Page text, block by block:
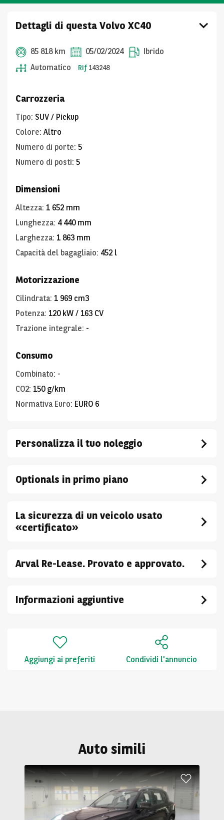
Dettagli di questa Volvo XC40
85 818 km 05/02/2024
Ibrido
Automatico
Rif 143248
Carrozzeria
Tipo: SUV / Pickup
Colore: Altro
Numero di porte: 5
Numero di posti: 5
Dimensioni
Altezza: 1 652 mm
Lunghezza: 4 440 mm
Larghezza: 1 863 mm
Capacità del bagagliaio: 452 l
Motorizzazione
Cilindrata: 1 969 cm3
Potenza: 120 kW / 163 CV
Trazione integrale: -
Consumo
Combinato: -
CO2: 150 g/km
Normativa Euro: EURO 6
Personalizza il tuo noleggio
Optionals in primo piano
La sicurezza di un veicolo usato
«certificato»
Arval Re-Lease. Provato e approvato.
Informazioni aggiuntive
Aggiungi ai preferiti Condividi l'annuncio
Auto simili